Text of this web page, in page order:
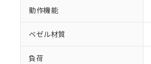
動作機能
ベゼル材質
負荷